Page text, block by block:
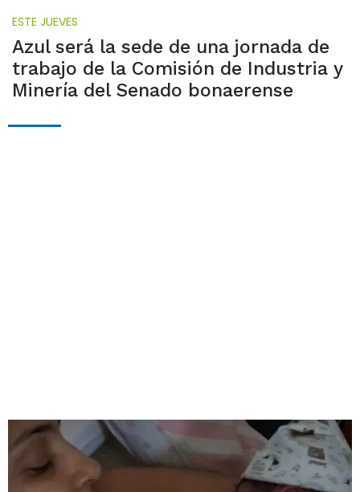
ESTE JUEVES
Azul será la sede de una jornada de
trabajo de la Comisión de Industria y
Minería del Senado bonaerense